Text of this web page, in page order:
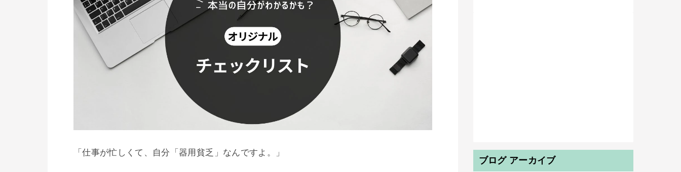
「仕事が忙しくて、自分「器用貧乏」なんですよ。」
ブログ アーカイブ